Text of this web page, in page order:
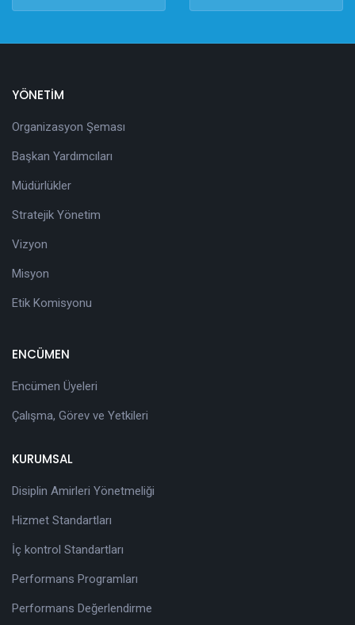
YÖNETİM
Organizasyon Şeması
Başkan Yardımcıları
Müdürlükler
Stratejik Yönetim
Vizyon
Misyon
Etik Komisyonu
ENCÜMEN
Encümen Üyeleri
Çalışma, Görev ve Yetkileri
KURUMSAL
Disiplin Amirleri Yönetmeliği
Hizmet Standartları
İç kontrol Standartları
Performans Programları
Performans Değerlendirme